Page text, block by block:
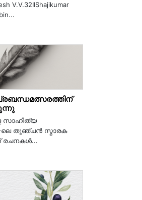
V.V.32IIShajikumar
ലെ തുഞ്ചൻ സ്മാരക
രചനകൾ...